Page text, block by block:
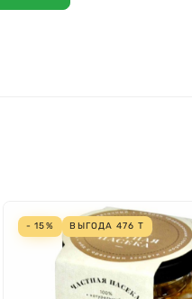
- 15% ВЫГОДА 476 Т